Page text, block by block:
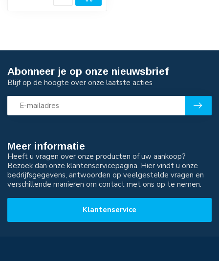
Meer informatie
Heeft u vragen over onze producten of uw aankoop?
Bezoek dan onze klantenservicepagina. Hier vindt u onze
bedrijfsgegevens, antwoorden op veelgestelde vragen en
verschillende manieren om contact met ons op te nemen.
Klantenservice
Abonneer je op onze nieuwsbrief
Blijf op de hoogte over onze laatste acties